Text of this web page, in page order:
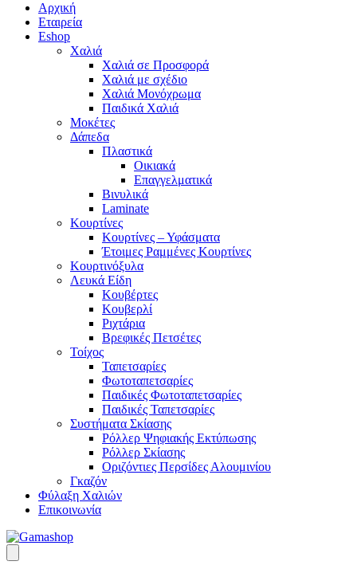
Αρχική
Εταιρεία
Eshop
Χαλιά
Χαλιά σε Προσφορά
Χαλιά με σχέδιο
Χαλιά Μονόχρωμα
Παιδικά Χαλιά
Μοκέτες
Δάπεδα
Πλαστικά
Οικιακά
Επαγγελματικά
Βινυλικά
Laminate
Κουρτίνες
Κουρτίνες – Υφάσματα
Έτοιμες Ραμμένες Κουρτίνες
Κουρτινόξυλα
Λευκά Είδη
Κουβέρτες
Κουβερλί
Ριχτάρια
Βρεφικές Πετσέτες
Τοίχος
Ταπετσαρίες
Φωτοταπετσαρίες
Παιδικές Φωτοταπετσαρίες
Παιδικές Ταπετσαρίες
Συστήματα Σκίασης
Ρόλλερ Ψηφιακής Εκτύπωσης
Ρόλλερ Σκίασης
Οριζόντιες Περσίδες Αλουμινίου
Γκαζόν
Φύλαξη Χαλιών
Επικοινωνία